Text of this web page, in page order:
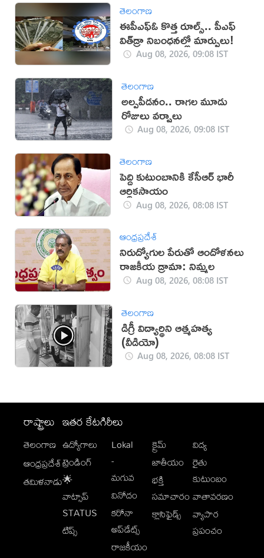
తెలంగాణ
ఈపీఎఫ్ఓ కొత్త రూల్స్.. పీఎఫ్
విత్‌డ్రా నిబంధనల్లో మార్పులు!
Aug 08, 2026, 09:08 IST
తెలంగాణ
అల్పపీడనం.. రాగల మూడు
రోజులు వర్షాలు
Aug 08, 2026, 09:08 IST
తెలంగాణ
పెద్ది కుటుంబానికి కేసీఆర్ భారీ
ఆర్థికసాయం
Aug 08, 2026, 08:08 IST
ఆంధ్రప్రదేశ్
నిరుద్యోగుల పేరుతో ఆందోళనలు
రాజకీయ డ్రామా: నిమ్మల
Aug 08, 2026, 08:08 IST
తెలంగాణ
డిగ్రీ విద్యార్థిని ఆత్మహత్య
(వీడియో)
Aug 08, 2026, 08:08 IST
రాష్ట్రాలు
తెలంగాణ
ఆంధ్రప్రదేశ్
తమిళనాడు
ఇతర కేటగిరీలు
ఉద్యోగాలు
ట్రెండింగ్
🌟
వాట్సాప్
STATUS
టిప్స్
Lokal
-
మగువ
వినోదం
కరోనా
అప్‌డేట్స్
రాజకీయం
క్రైమ్
జాతీయం
భక్తి
సమాచారం
క్లాసిఫైడ్స్
విద్య
రైతు
కుటుంబం
వాతావరణం
వ్యాపార
ప్రపంచం